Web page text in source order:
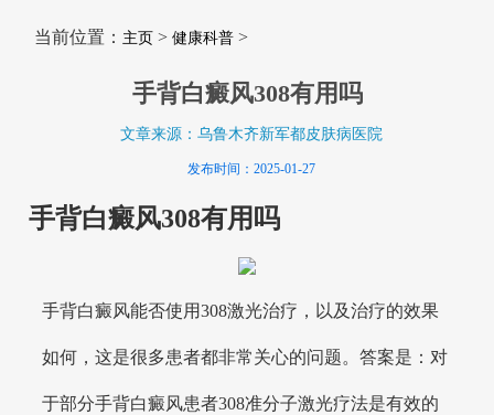
当前位置： 主页> 健康科普>
手背白癜风308有用吗
文章来源：乌鲁木齐新军都皮肤病医院
发布时间：2025-01-27
手背白癜风308有用吗
手背白癜风能否使用308激光治疗，以及治疗的效果
如何，这是很多患者都非常关心的问题。答案是：对
于部分手背白癜风患者308准分子激光疗法是有效的